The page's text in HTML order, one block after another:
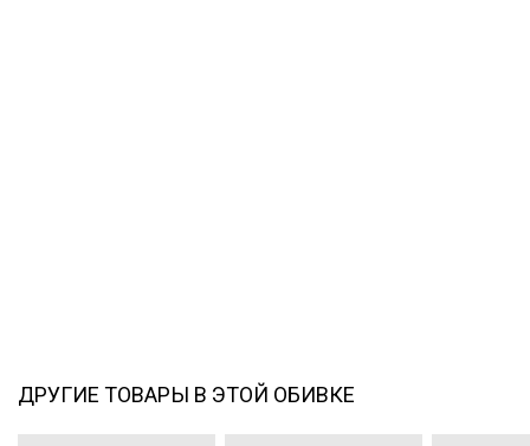
ДРУГИЕ ТОВАРЫ В ЭТОЙ ОБИВКЕ